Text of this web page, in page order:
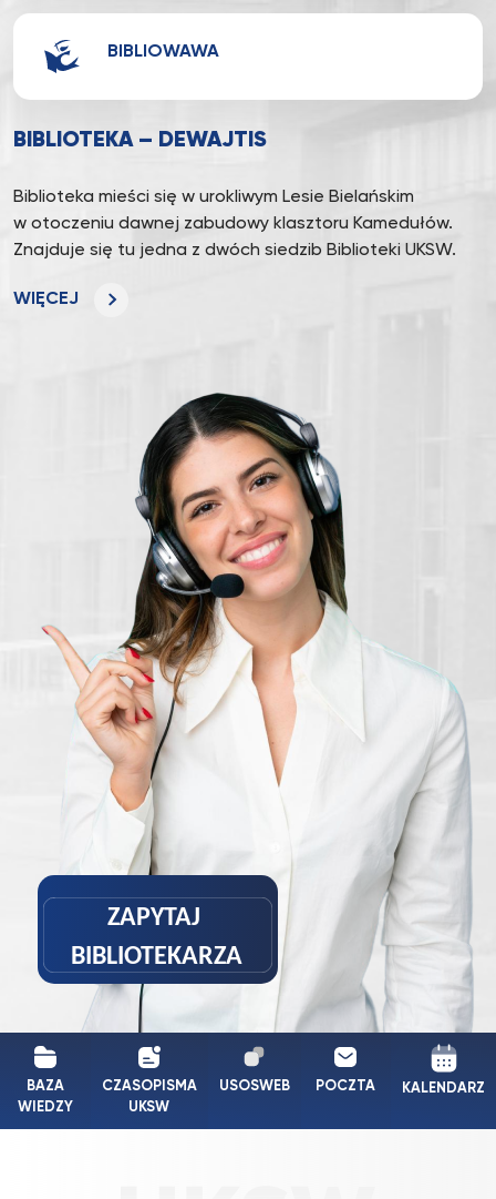
BIBLIOWAWA
BIBLIOTEKA – DEWAJTIS
Biblioteka mieści się w urokliwym Lesie Bielańskim
w otoczeniu dawnej zabudowy klasztoru Kamedułów.
Znajduje się tu jedna z dwóch siedzib Biblioteki UKSW.
WIĘCEJ
BAZA
WIEDZY
CZASOPISMA
UKSW
USOSWEB POCZTA KALENDARZ